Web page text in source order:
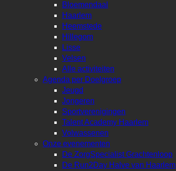
Bloemendaal
Haarlem
Heemstede
Hillegom
Lisse
Velsen
Alle activiteiten
Agenda per Doelgroep
Jeugd
Jongeren
Sportverenigingen
Talent Academy Haarlem
Volwassenen
Onze evenementen
De ZorgSpecialist Grachtenloop
De Run2Day Halve van Haarlem